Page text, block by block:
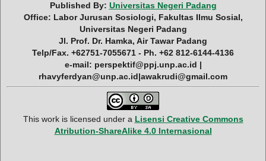
Published By: Universitas Negeri Padang
Office: Labor Jurusan Sosiologi, Fakultas Ilmu Sosial,
Universitas Negeri Padang
Jl. Prof. Dr. Hamka, Air Tawar Padang
Telp/Fax. +62751-7055671 - Ph. +62 812-6144-4136
e-mail: perspektif@ppj.unp.ac.id |
rhavyferdyan@unp.ac.id|awakrudi@gmail.com
This work is licensed under a Lisensi Creative Commons
Atribution-ShareAlike 4.0 Internasional